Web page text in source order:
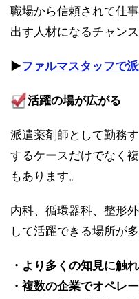
職場から信頼されて仕
出す人材になるチャン
▶︎ファルマスタッフで
活躍の場が広がる
派遣薬剤師として勤務
するケースだけでなく
もあります。
内科、循環器科、整形
して活躍できる場所が
・より多くの知見に触
・複数の企業でオペレ